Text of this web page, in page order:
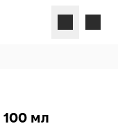
мл